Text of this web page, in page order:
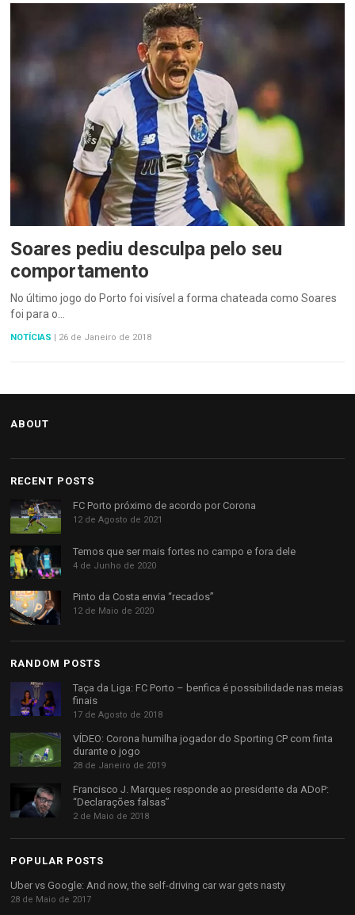
Soares pediu desculpa pelo seu
comportamento
No último jogo do Porto foi visível a forma chateada como Soares
foi para o…
NOTÍCIAS 26 de Janeiro de 2018
ABOUT
RECENT POSTS
FC Porto próximo de acordo por Corona
12 de Agosto de 2021
Temos que ser mais fortes no campo e fora dele
4 de Junho de 2020
Pinto da Costa envia “recados”
12 de Maio de 2020
RANDOM POSTS
Taça da Liga: FC Porto – benfica é possibilidade nas meias
finais
17 de Agosto de 2018
VÍDEO: Corona humilha jogador do Sporting CP com finta
durante o jogo
28 de Janeiro de 2019
Francisco J. Marques responde ao presidente da ADoP:
“Declarações falsas”
2 de Maio de 2018
POPULAR POSTS
Uber vs Google: And now, the self-driving car war gets nasty
28 de Maio de 2017